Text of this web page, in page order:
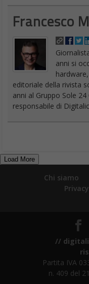
Francesco
anni si
editoriale della rivista
anni al Gruppo Sole
responsabile di Digitalic
Load More
Chi siamo
Privacy
//
Partita IVA
n. 409 del